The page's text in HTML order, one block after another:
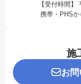
【受付時間】
携帯・PHSか
施
お